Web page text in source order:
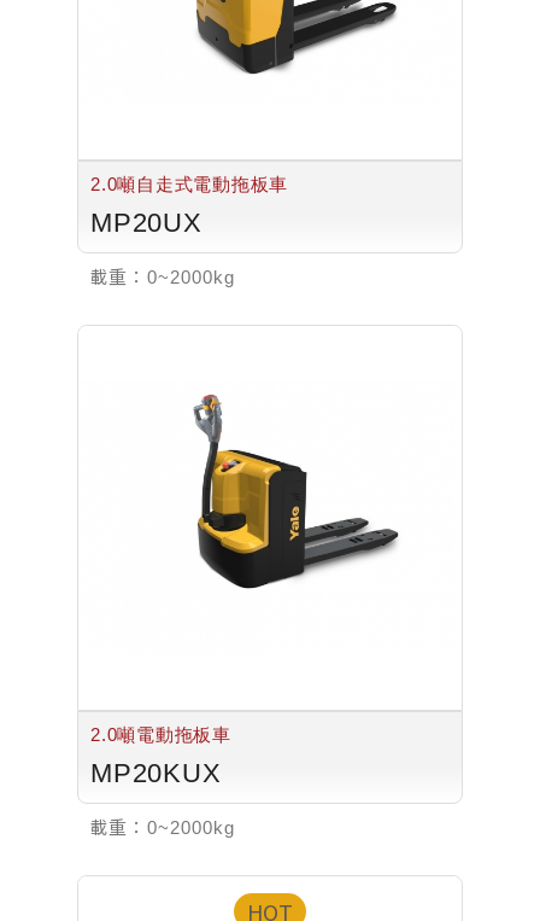
2.0噸自走式電動拖板車
MP20UX
載重： 0~2000kg
2.0噸電動拖板車
MP20KUX
載重： 0~2000kg